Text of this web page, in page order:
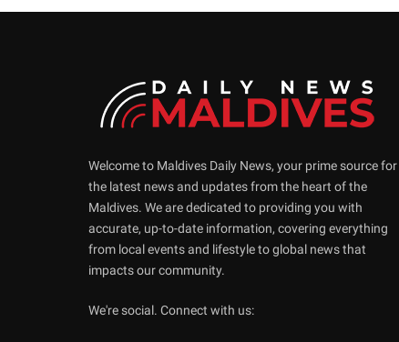
Welcome to Maldives Daily News, your prime source for
the latest news and updates from the heart of the
Maldives. We are dedicated to providing you with
accurate, up-to-date information, covering everything
from local events and lifestyle to global news that
impacts our community.
We're social. Connect with us: